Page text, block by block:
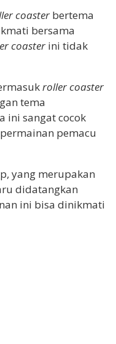
coaster bertema
bersama
coaster ini tidak
roller coaster
tema
ini sangat cocok
pemacu
yang merupakan
didatangkan
ini bisa dinikmati